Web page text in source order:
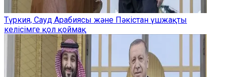
Түркия, Сауд Арабиясы және Пәкістан үшжақты
келісімге қол қоймақ